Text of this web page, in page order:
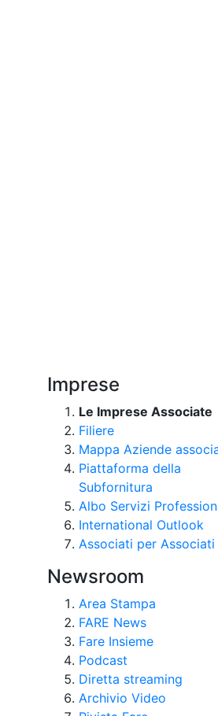
Imprese
Le Imprese Associate
Filiere
Mappa Aziende
Piattaforma della
Subfornitura
Albo Servizi
International Outlook
Associati per Associati
Newsroom
Area Stampa
FARE News
Fare Insieme
Podcast
Diretta streaming
Archivio Video